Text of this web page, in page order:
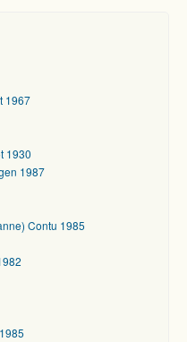
1967
1930
1987
Contu 1985